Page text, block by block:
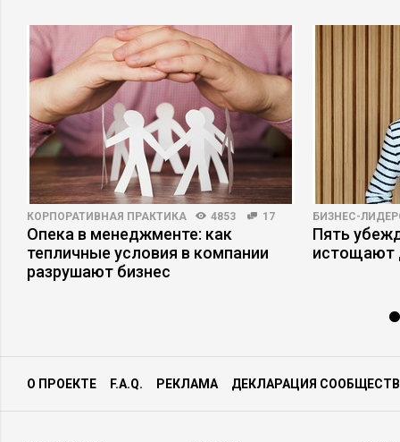
КОРПОРАТИВНАЯ ПРАКТИКА 4853 17
Опека в менеджменте: как
тепличные условия в компании
разрушают бизнес
БИЗНЕС-
Пять
истощают
О ПРОЕКТЕ F.A.Q. РЕКЛАМА ДЕКЛАРАЦИЯ